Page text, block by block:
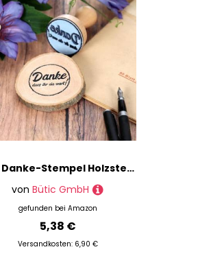
Bütic Danke-Stempel Holzstempel Rundstempel, Stempeltext:Danke. DASS Ihr da wart!, Durchmesser:Ø 20mm
von Bütic GmbH
gefunden bei Amazon
5,38 €
Versandkosten: 6,90 €